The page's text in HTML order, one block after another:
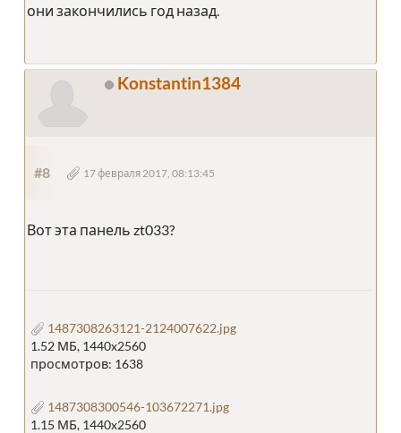
они закончились год назад.
Konstantin1384
#8 17 февраля 2017, 08:13:45
Вот эта панель zt033?
1487308263121-2124007622.jpg
1.52 МБ, 1440x2560
просмотров: 1638
1487308300546-103672271.jpg
1.15 МБ, 1440x2560